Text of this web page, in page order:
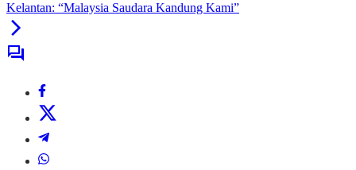
Kelantan: “Malaysia Saudara Kandung Kami”